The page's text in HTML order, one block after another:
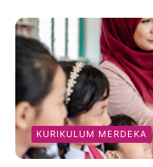
KURIKULUM MERDEKA